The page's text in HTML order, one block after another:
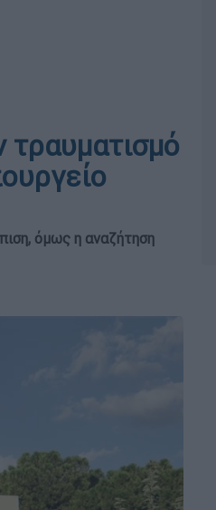
τραυματισμό
όμως η αναζήτηση